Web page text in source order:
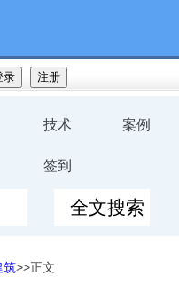
技术 案例
签到
筑>>正文